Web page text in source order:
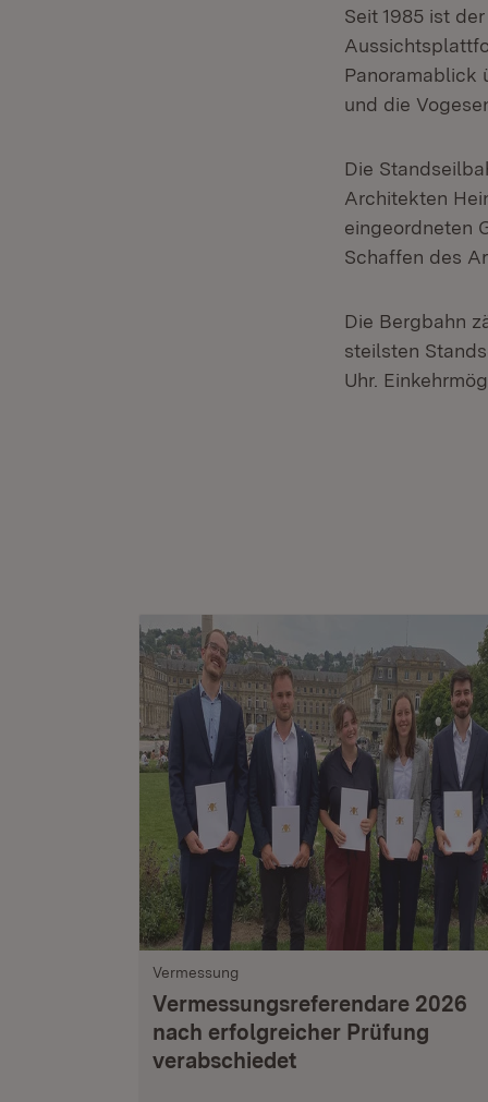
Seit 1985 ist
Panoramablick
und die
Die
Architekten
eingeordneten
Schaffen des
Die Bergbahn
steilsten
Uhr.
Vermessung
Vermessungsreferendare 2026
nach erfolgreicher Prüfung
verabschiedet